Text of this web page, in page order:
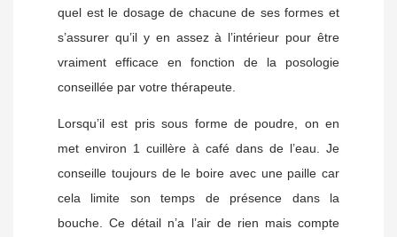
quel est le dosage de chacune de ses formes et
s’assurer qu’il y en assez à l’intérieur pour être
vraiment efficace en fonction de la posologie
conseillée par votre thérapeute.
Lorsqu’il est pris sous forme de poudre, on en
met environ 1 cuillère à café dans de l’eau. Je
conseille toujours de le boire avec une paille car
cela limite son temps de présence dans la
bouche. Ce détail n’a l’air de rien mais compte